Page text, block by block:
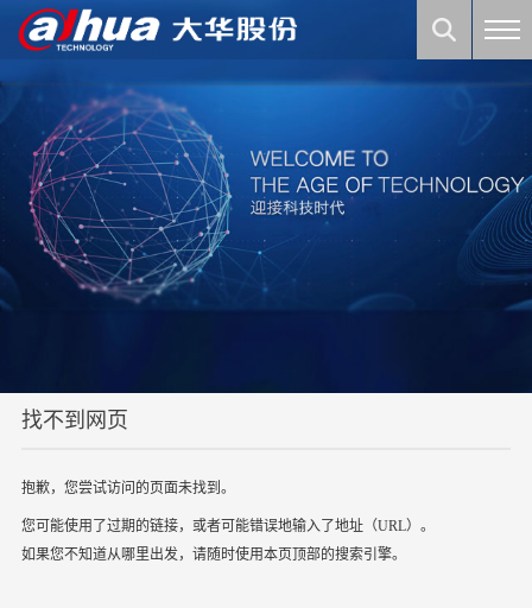
找不到网页
抱歉，您尝试访问的页面未找到。
您可能使用了过期的链接，或者可能错误地输入了地址（URL）。
如果您不知道从哪里出发，请随时使用本页顶部的搜索引擎。